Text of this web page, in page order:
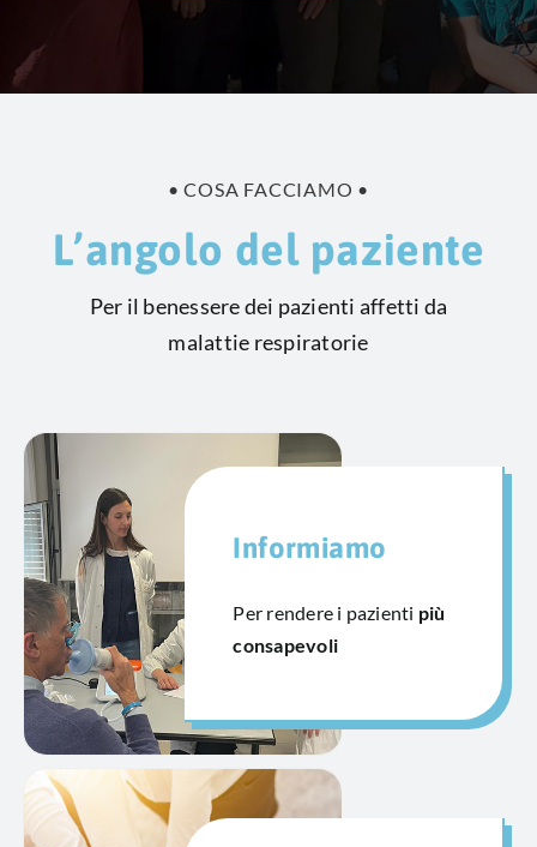
• COSA FACCIAMO •
L’angolo del paziente
Per il benessere dei pazienti affetti da
malattie respiratorie
Informiamo
Per rendere i pazienti più
consapevoli